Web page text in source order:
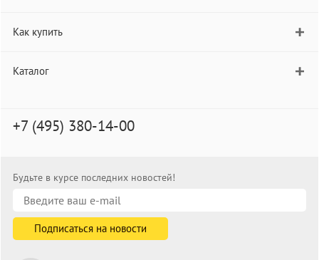
Как купить
Каталог
+7 (495) 380-14-00
Будьте в курсе последних новостей!